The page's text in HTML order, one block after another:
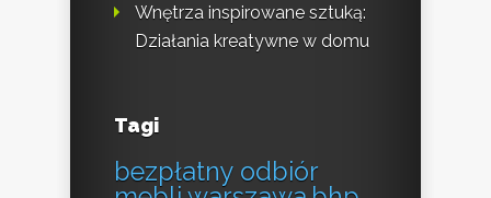
Wnętrza inspirowane sztuką:
Działania kreatywne w domu
Tagi
bezpłatny odbiór